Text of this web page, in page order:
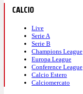
CALCIO
Live
Serie A
Serie B
Champions League
Europa League
Conference League
Calcio Estero
Calciomercato